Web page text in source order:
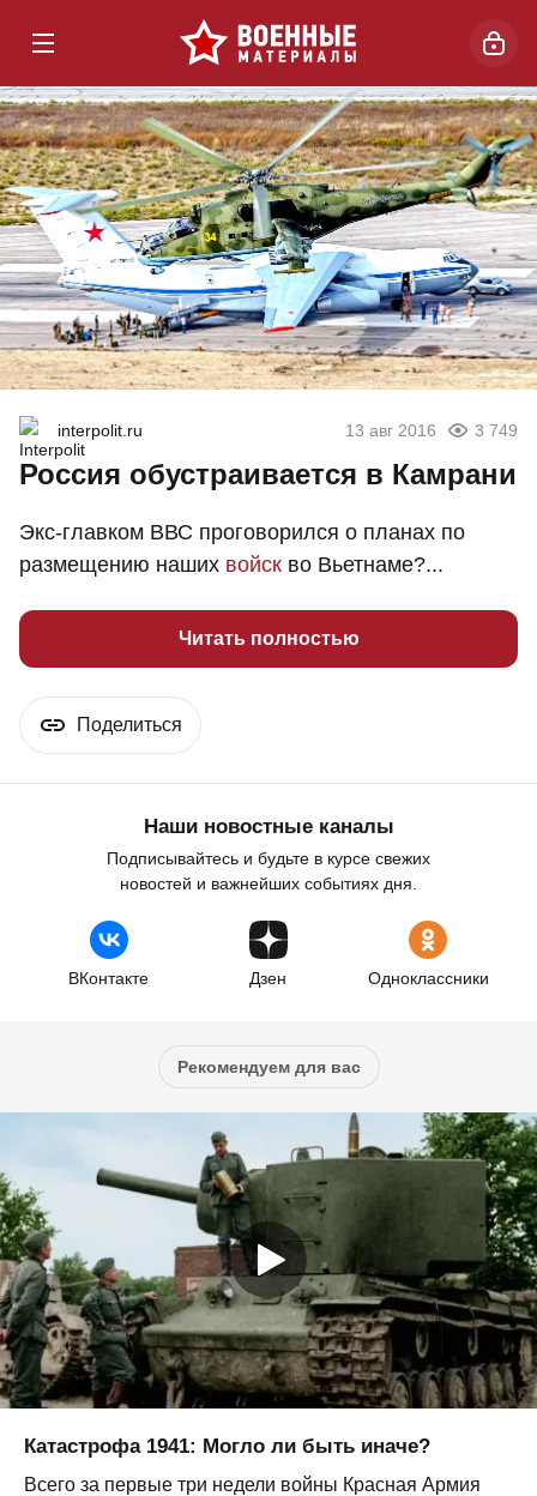
interpolit.ru 13 авг 2016 3 749
Россия обустраивается в Камрани
Экс-главком ВВС проговорился о планах по
размещению наших войск во Вьетнаме?...
Читать полностью
Поделиться
Наши новостные каналы
Подписывайтесь и будьте в курсе свежих
новостей и важнейших событиях дня.
ВКонтакте Дзен Одноклассники
Рекомендуем для вас
Катастрофа 1941: Могло ли быть иначе?
Всего за первые три недели войны Красная Армия